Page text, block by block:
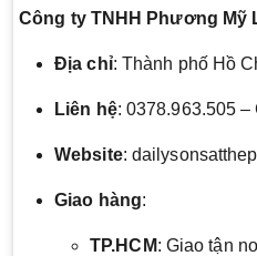
Công ty TNHH Phương Mỹ
Địa chỉ: Thành phố Hồ
Liên hệ: 0378.963.505 –
Website:
Giao hàng:
TP.HCM: Giao tận